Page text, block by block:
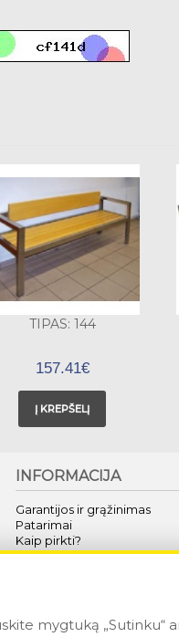
TIPAS: 144
157.41€
Į KREPŠELĮ
INFORMACIJA
Garantijos ir grąžinimas
Patarimai
Kaip pirkti?
Apie mus
mygtuką „Sutinku“